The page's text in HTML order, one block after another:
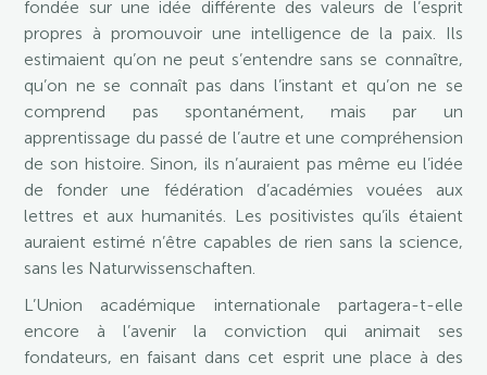
fondée sur une idée différente des valeurs de l’esprit
propres à promouvoir une intelligence de la paix. Ils
estimaient qu’on ne peut s’entendre sans se connaître,
qu’on ne se connaît pas dans l’instant et qu’on ne se
comprend pas spontanément, mais par un
apprentissage du passé de l’autre et une compréhension
de son histoire. Sinon, ils n’auraient pas même eu l’idée
de fonder une fédération d’académies vouées aux
lettres et aux humanités. Les positivistes qu’ils étaient
auraient estimé n’être capables de rien sans la science,
sans les Naturwissenschaften.
L’Union académique internationale partagera-t-elle
encore à l’avenir la conviction qui animait ses
fondateurs, en faisant dans cet esprit une place à des